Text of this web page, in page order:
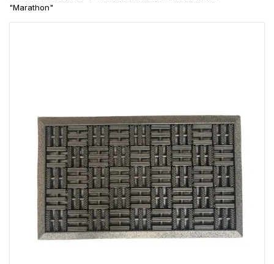
"Marathon"